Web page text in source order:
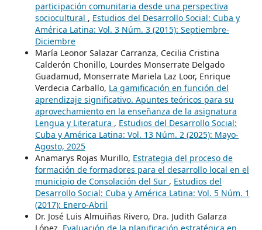
participación comunitaria desde una perspectiva
sociocultural , Estudios del Desarrollo Social: Cuba y
América Latina: Vol. 3 Núm. 3 (2015): Septiembre-
Diciembre
María Leonor Salazar Carranza, Cecilia Cristina
Calderón Chonillo, Lourdes Monserrate Delgado
Guadamud, Monserrate Mariela Laz Loor, Enrique
Verdecia Carballo, La gamificación en función del
aprendizaje significativo. Apuntes teóricos para su
aprovechamiento en la enseñanza de la asignatura
Lengua y Literatura , Estudios del Desarrollo Social:
Cuba y América Latina: Vol. 13 Núm. 2 (2025): Mayo-
Agosto, 2025
Anamarys Rojas Murillo, Estrategia del proceso de
formación de formadores para el desarrollo local en el
municipio de Consolación del Sur , Estudios del
Desarrollo Social: Cuba y América Latina: Vol. 5 Núm. 1
(2017): Enero-Abril
Dr. José Luis Almuiñas Rivero, Dra. Judith Galarza